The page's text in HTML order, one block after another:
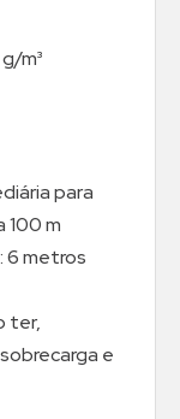
m³
para
100 m
6 metros
ter,
e